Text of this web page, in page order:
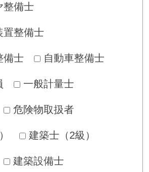
整備士
置整備士
備士 自動車整備士
一般計量士
危険物取扱者
建築士（2級）
建築設備士